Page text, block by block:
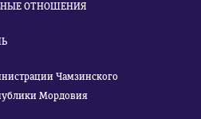
ОТНОШЕНИЯ
Чамзинского
Мордовия